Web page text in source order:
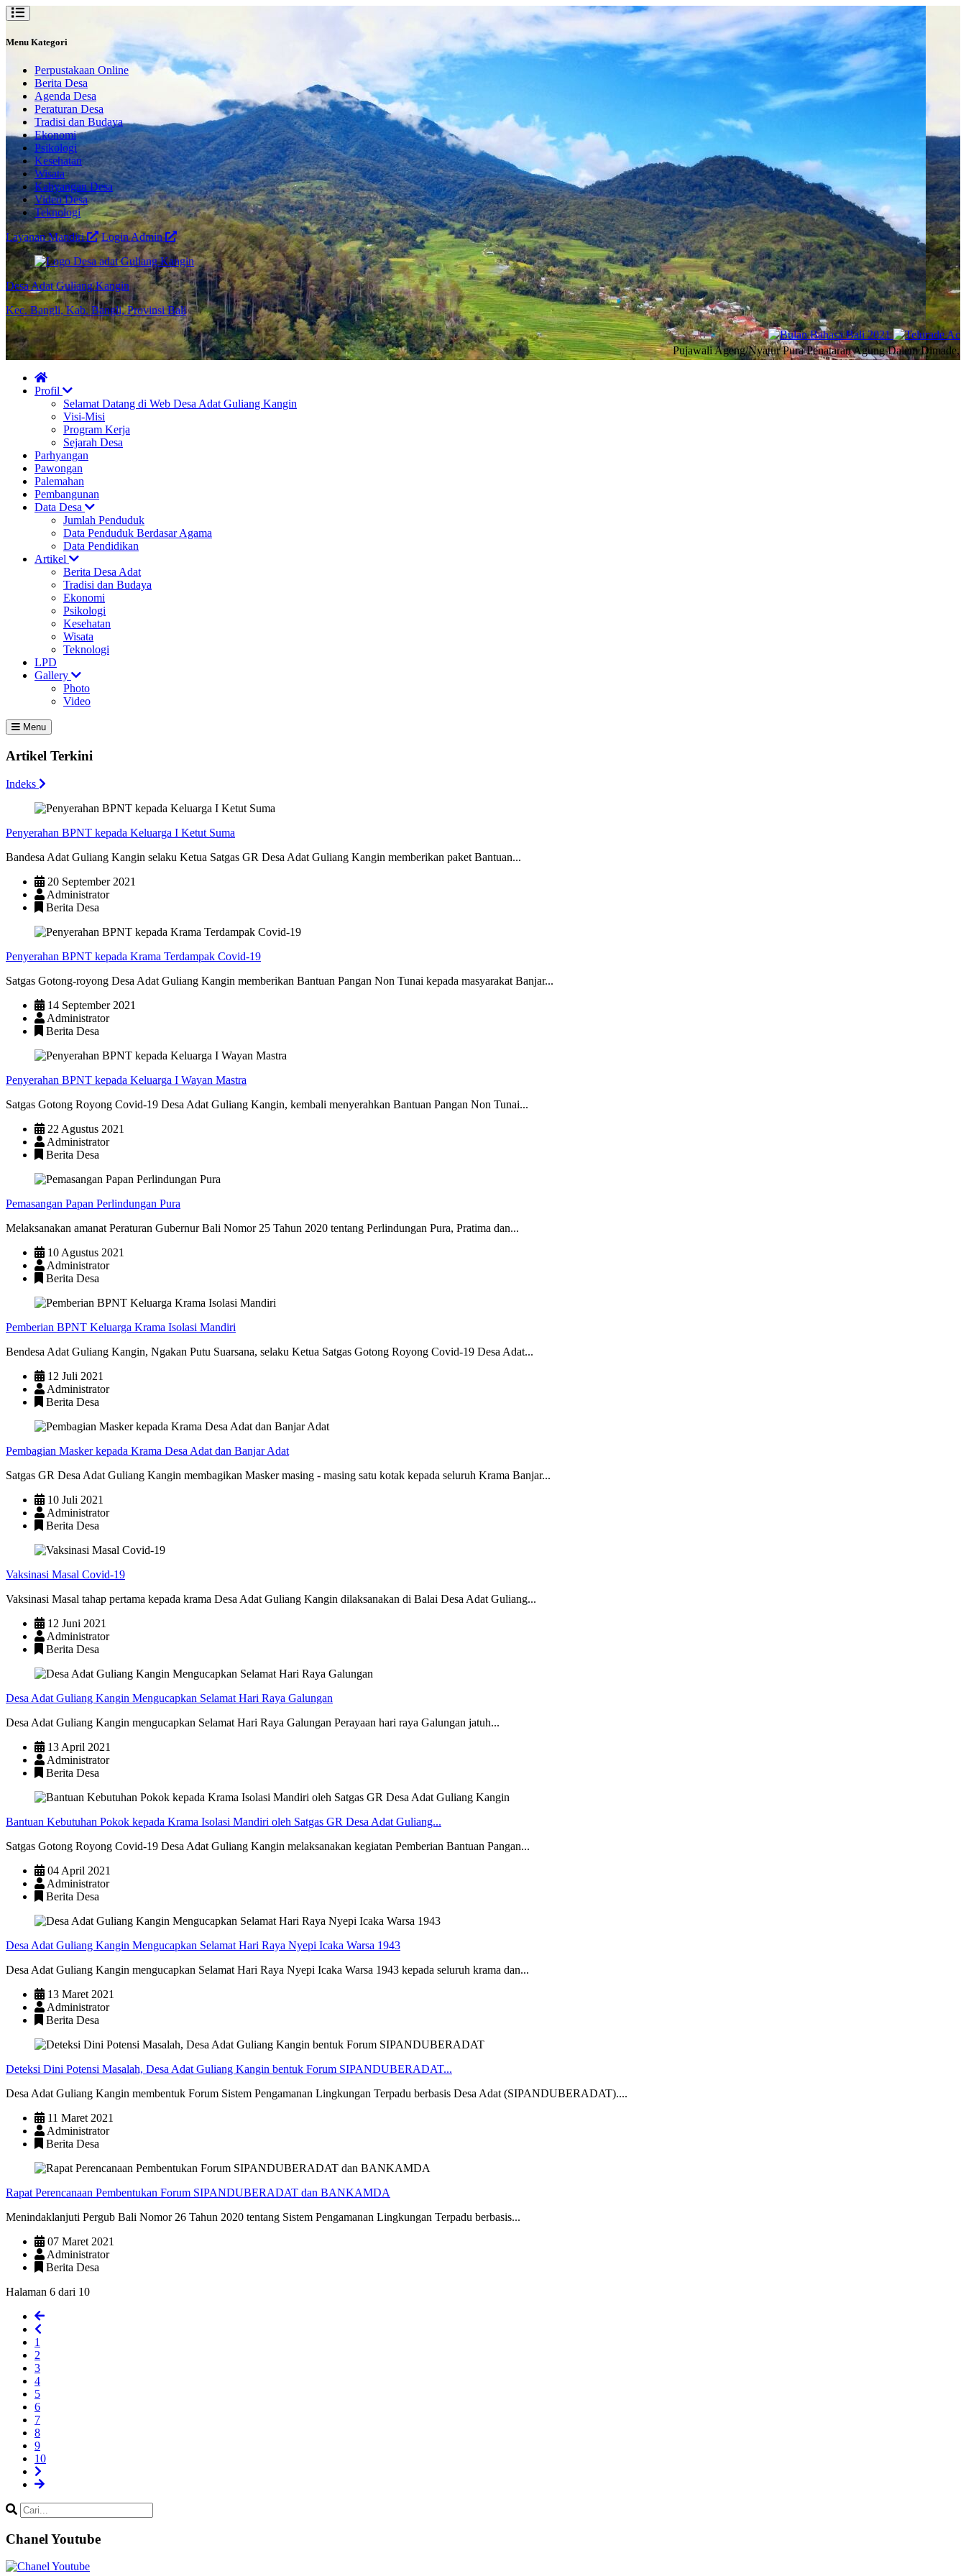
Menu Kategori
Perpustakaan Online
Berita Desa
Agenda Desa
Peraturan Desa
Tradisi dan Budaya
Ekonomi
Psikologi
Kesehatan
Wisata
Kahyangan Desa
Video Desa
Teknologi
Layanan Mandiri
Login Admin
Desa Adat Guliang Kangin
Kec. Bangli, Kab. Bangli, Provinsi Bali
Pujawali Ageng/Nyatur Pura Penataran Agung Dalem Dimade, Desa
Profil
Selamat Datang di Web Desa Adat Guliang Kangin
Visi-Misi
Program Kerja
Sejarah Desa
Parhyangan
Pawongan
Palemahan
Pembangunan
Data Desa
Jumlah Penduduk
Data Penduduk Berdasar Agama
Data Pendidikan
Artikel
Berita Desa Adat
Tradisi dan Budaya
Ekonomi
Psikologi
Kesehatan
Wisata
Teknologi
LPD
Gallery
Photo
Video
Menu
Artikel Terkini
Indeks
Penyerahan BPNT kepada Keluarga I Ketut Suma
Bandesa Adat Guliang Kangin selaku Ketua Satgas GR Desa Adat Guliang Kangin memberikan paket Bantuan...
20 September 2021
Administrator
Berita Desa
Penyerahan BPNT kepada Krama Terdampak Covid-19
Satgas Gotong-royong Desa Adat Guliang Kangin memberikan Bantuan Pangan Non Tunai kepada masyarakat Banjar...
14 September 2021
Administrator
Berita Desa
Penyerahan BPNT kepada Keluarga I Wayan Mastra
Satgas Gotong Royong Covid-19 Desa Adat Guliang Kangin, kembali menyerahkan Bantuan Pangan Non Tunai...
22 Agustus 2021
Administrator
Berita Desa
Pemasangan Papan Perlindungan Pura
Melaksanakan amanat Peraturan Gubernur Bali Nomor 25 Tahun 2020 tentang Perlindungan Pura, Pratima dan...
10 Agustus 2021
Administrator
Berita Desa
Pemberian BPNT Keluarga Krama Isolasi Mandiri
Bendesa Adat Guliang Kangin, Ngakan Putu Suarsana, selaku Ketua Satgas Gotong Royong Covid-19 Desa Adat...
12 Juli 2021
Administrator
Berita Desa
Pembagian Masker kepada Krama Desa Adat dan Banjar Adat
Satgas GR Desa Adat Guliang Kangin membagikan Masker masing - masing satu kotak kepada seluruh Krama Banjar...
10 Juli 2021
Administrator
Berita Desa
Vaksinasi Masal Covid-19
Vaksinasi Masal tahap pertama kepada krama Desa Adat Guliang Kangin dilaksanakan di Balai Desa Adat Guliang...
12 Juni 2021
Administrator
Berita Desa
Desa Adat Guliang Kangin Mengucapkan Selamat Hari Raya Galungan
Desa Adat Guliang Kangin mengucapkan Selamat Hari Raya Galungan Perayaan hari raya Galungan jatuh...
13 April 2021
Administrator
Berita Desa
Bantuan Kebutuhan Pokok kepada Krama Isolasi Mandiri oleh Satgas GR Desa Adat Guliang...
Satgas Gotong Royong Covid-19 Desa Adat Guliang Kangin melaksanakan kegiatan Pemberian Bantuan Pangan...
04 April 2021
Administrator
Berita Desa
Desa Adat Guliang Kangin Mengucapkan Selamat Hari Raya Nyepi Icaka Warsa 1943
Desa Adat Guliang Kangin mengucapkan Selamat Hari Raya Nyepi Icaka Warsa 1943 kepada seluruh krama dan...
13 Maret 2021
Administrator
Berita Desa
Deteksi Dini Potensi Masalah, Desa Adat Guliang Kangin bentuk Forum SIPANDUBERADAT...
Desa Adat Guliang Kangin membentuk Forum Sistem Pengamanan Lingkungan Terpadu berbasis Desa Adat (SIPANDUBERADAT)....
11 Maret 2021
Administrator
Berita Desa
Rapat Perencanaan Pembentukan Forum SIPANDUBERADAT dan BANKAMDA
Menindaklanjuti Pergub Bali Nomor 26 Tahun 2020 tentang Sistem Pengamanan Lingkungan Terpadu berbasis...
07 Maret 2021
Administrator
Berita Desa
Halaman 6 dari 10
1
2
3
4
5
6
7
8
9
10
Chanel Youtube